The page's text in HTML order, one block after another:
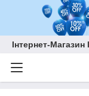
Інтернет-